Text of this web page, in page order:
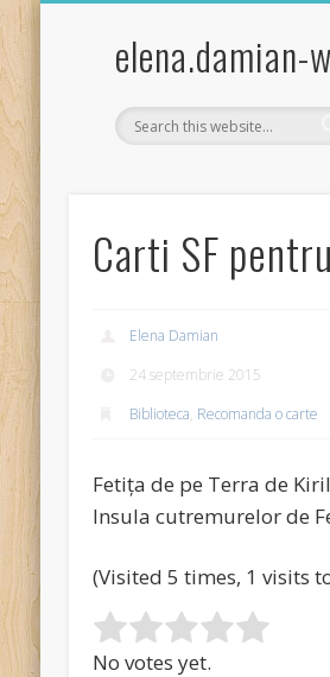
elena.damian-
Carti SF
Elena Damian
24 septembrie 2015
Biblioteca, Recomanda o carte
Fetița de pe Terra de
Insula cutremurelor de
(Visited 5 times, 1 visits
Rate this item:
No votes yet.